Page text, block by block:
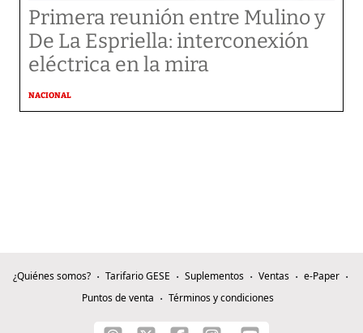
Primera reunión entre Mulino y
De La Espriella: interconexión
eléctrica en la mira
NACIONAL
¿Quiénes somos? Tarifario GESE Suplementos Ventas
e-Paper
Puntos de venta
Términos y condiciones